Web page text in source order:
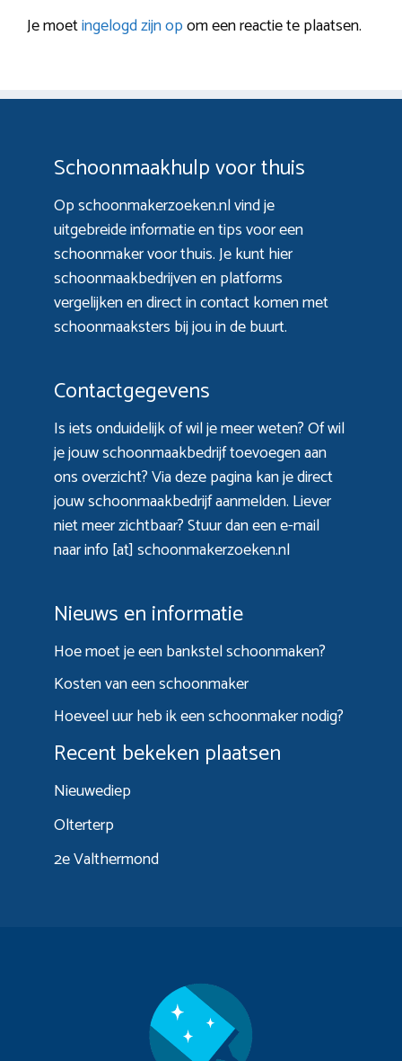
Je moetingelogd zijn opom een reactie te plaatsen.
Schoonmaakhulp voor thuis
Op schoonmakerzoeken.nl vind je
uitgebreide informatie en tips voor een
schoonmaker voor thuis. Je kunt hier
schoonmaakbedrijven en platforms
vergelijken en direct in contact komen met
schoonmaaksters bij jou in de buurt.
Contactgegevens
Is iets onduidelijk of wil je meer weten? Of wil
je jouw schoonmaakbedrijf toevoegen aan
ons overzicht? Viadeze paginakan je direct
jouw schoonmaakbedrijf aanmelden. Liever
niet meer zichtbaar? Stuur dan een e-mail
naar info [at] schoonmakerzoeken.nl
Nieuws en informatie
Hoe moet je een bankstel schoonmaken?
Kosten van een schoonmaker
Hoeveel uur heb ik een schoonmaker nodig?
Recent bekeken plaatsen
Nieuwediep
Olterterp
2e Valthermond